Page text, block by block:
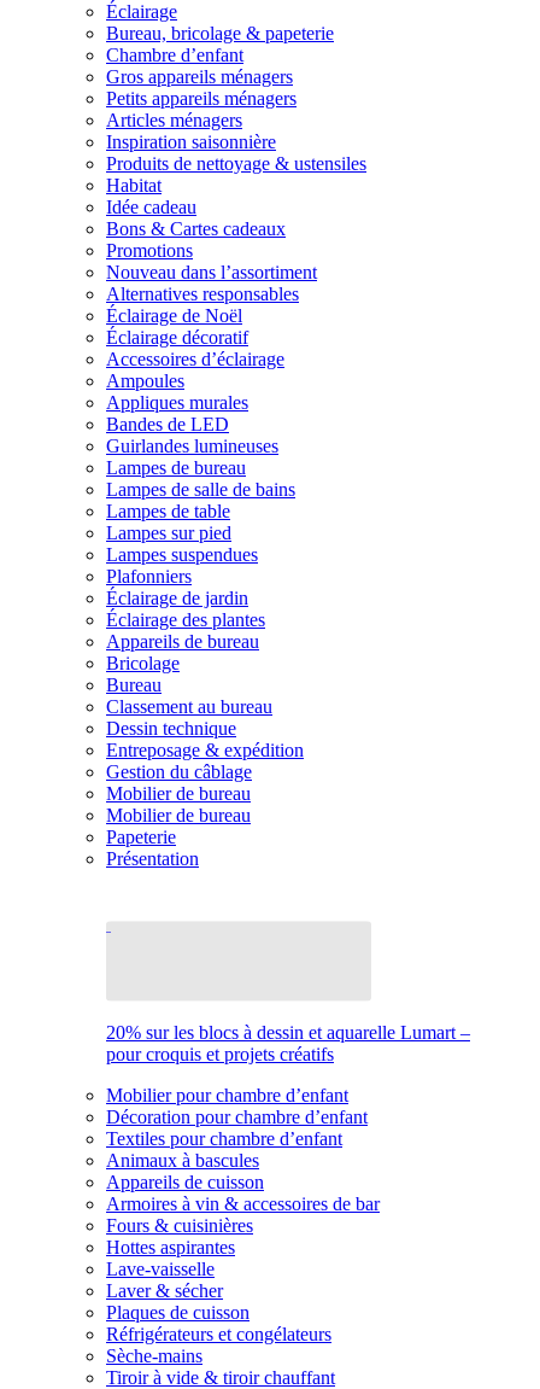
Éclairage
Bureau, bricolage & papeterie
Chambre d’enfant
Gros appareils ménagers
Petits appareils ménagers
Articles ménagers
Inspiration saisonnière
Produits de nettoyage & ustensiles
Habitat
Idée cadeau
Bons & Cartes cadeaux
Promotions
Nouveau dans l’assortiment
Alternatives responsables
Éclairage de Noël
Éclairage décoratif
Accessoires d’éclairage
Ampoules
Appliques murales
Bandes de LED
Guirlandes lumineuses
Lampes de bureau
Lampes de salle de bains
Lampes de table
Lampes sur pied
Lampes suspendues
Plafonniers
Éclairage de jardin
Éclairage des plantes
Appareils de bureau
Bricolage
Bureau
Classement au bureau
Dessin technique
Entreposage & expédition
Gestion du câblage
Mobilier de bureau
Mobilier de bureau
Papeterie
Présentation
20% sur les blocs à dessin et aquarelle Lumart –
pour croquis et projets créatifs
Mobilier pour chambre d’enfant
Décoration pour chambre d’enfant
Textiles pour chambre d’enfant
Animaux à bascules
Appareils de cuisson
Armoires à vin & accessoires de bar
Fours & cuisinières
Hottes aspirantes
Lave-vaisselle
Laver & sécher
Plaques de cuisson
Réfrigérateurs et congélateurs
Sèche-mains
Tiroir à vide & tiroir chauffant